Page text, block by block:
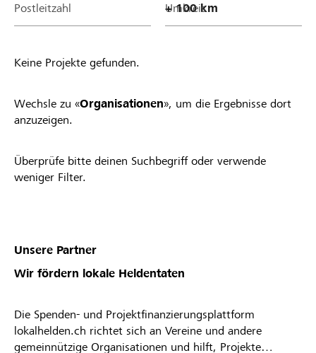
Postleitzahl Umkreis
Keine Projekte gefunden.
Wechsle zu «Organisationen», um die Ergebnisse dort
anzuzeigen.
Überprüfe bitte deinen Suchbegriff oder verwende
weniger Filter.
Unsere Partner
Wir fördern lokale Heldentaten
Die Spenden- und Projektfinanzierungsplattform
lokalhelden.ch richtet sich an Vereine und andere
gemeinnützige Organisationen und hilft, Projekte